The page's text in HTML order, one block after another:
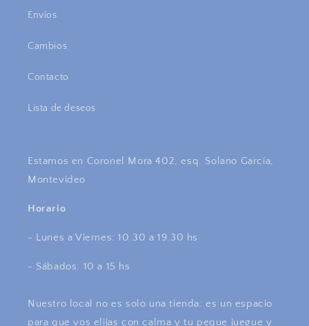
Envíos
Cambios
Contacto
Lista de deseos
Estamos en Coronel Mora 402, esq. Solano García,
Montevideo
Horario
- Lunes a Viernes: 10.30 a 19.30 hs
- Sábados: 10 a 15 hs
Nuestro local no es solo una tienda: es un espacio
para que vos elijas con calma y tu peque juegue y